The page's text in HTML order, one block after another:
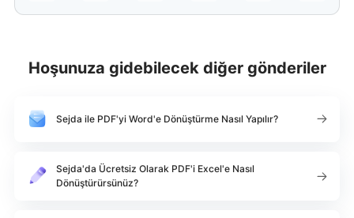
Hoşunuza gidebilecek diğer gönderiler
Sejda ile PDF'yi Word'e Dönüştürme Nasıl Yapılır?
Sejda'da Ücretsiz Olarak PDF'i Excel'e Nasıl
Dönüştürürsünüz?